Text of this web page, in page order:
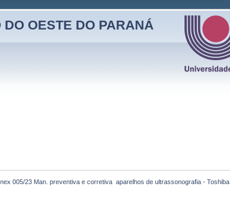
OESTE DO PARANÁ
005/23 Man. preventiva e corretiva  aparelhos de ultrassonografia - Toshiba